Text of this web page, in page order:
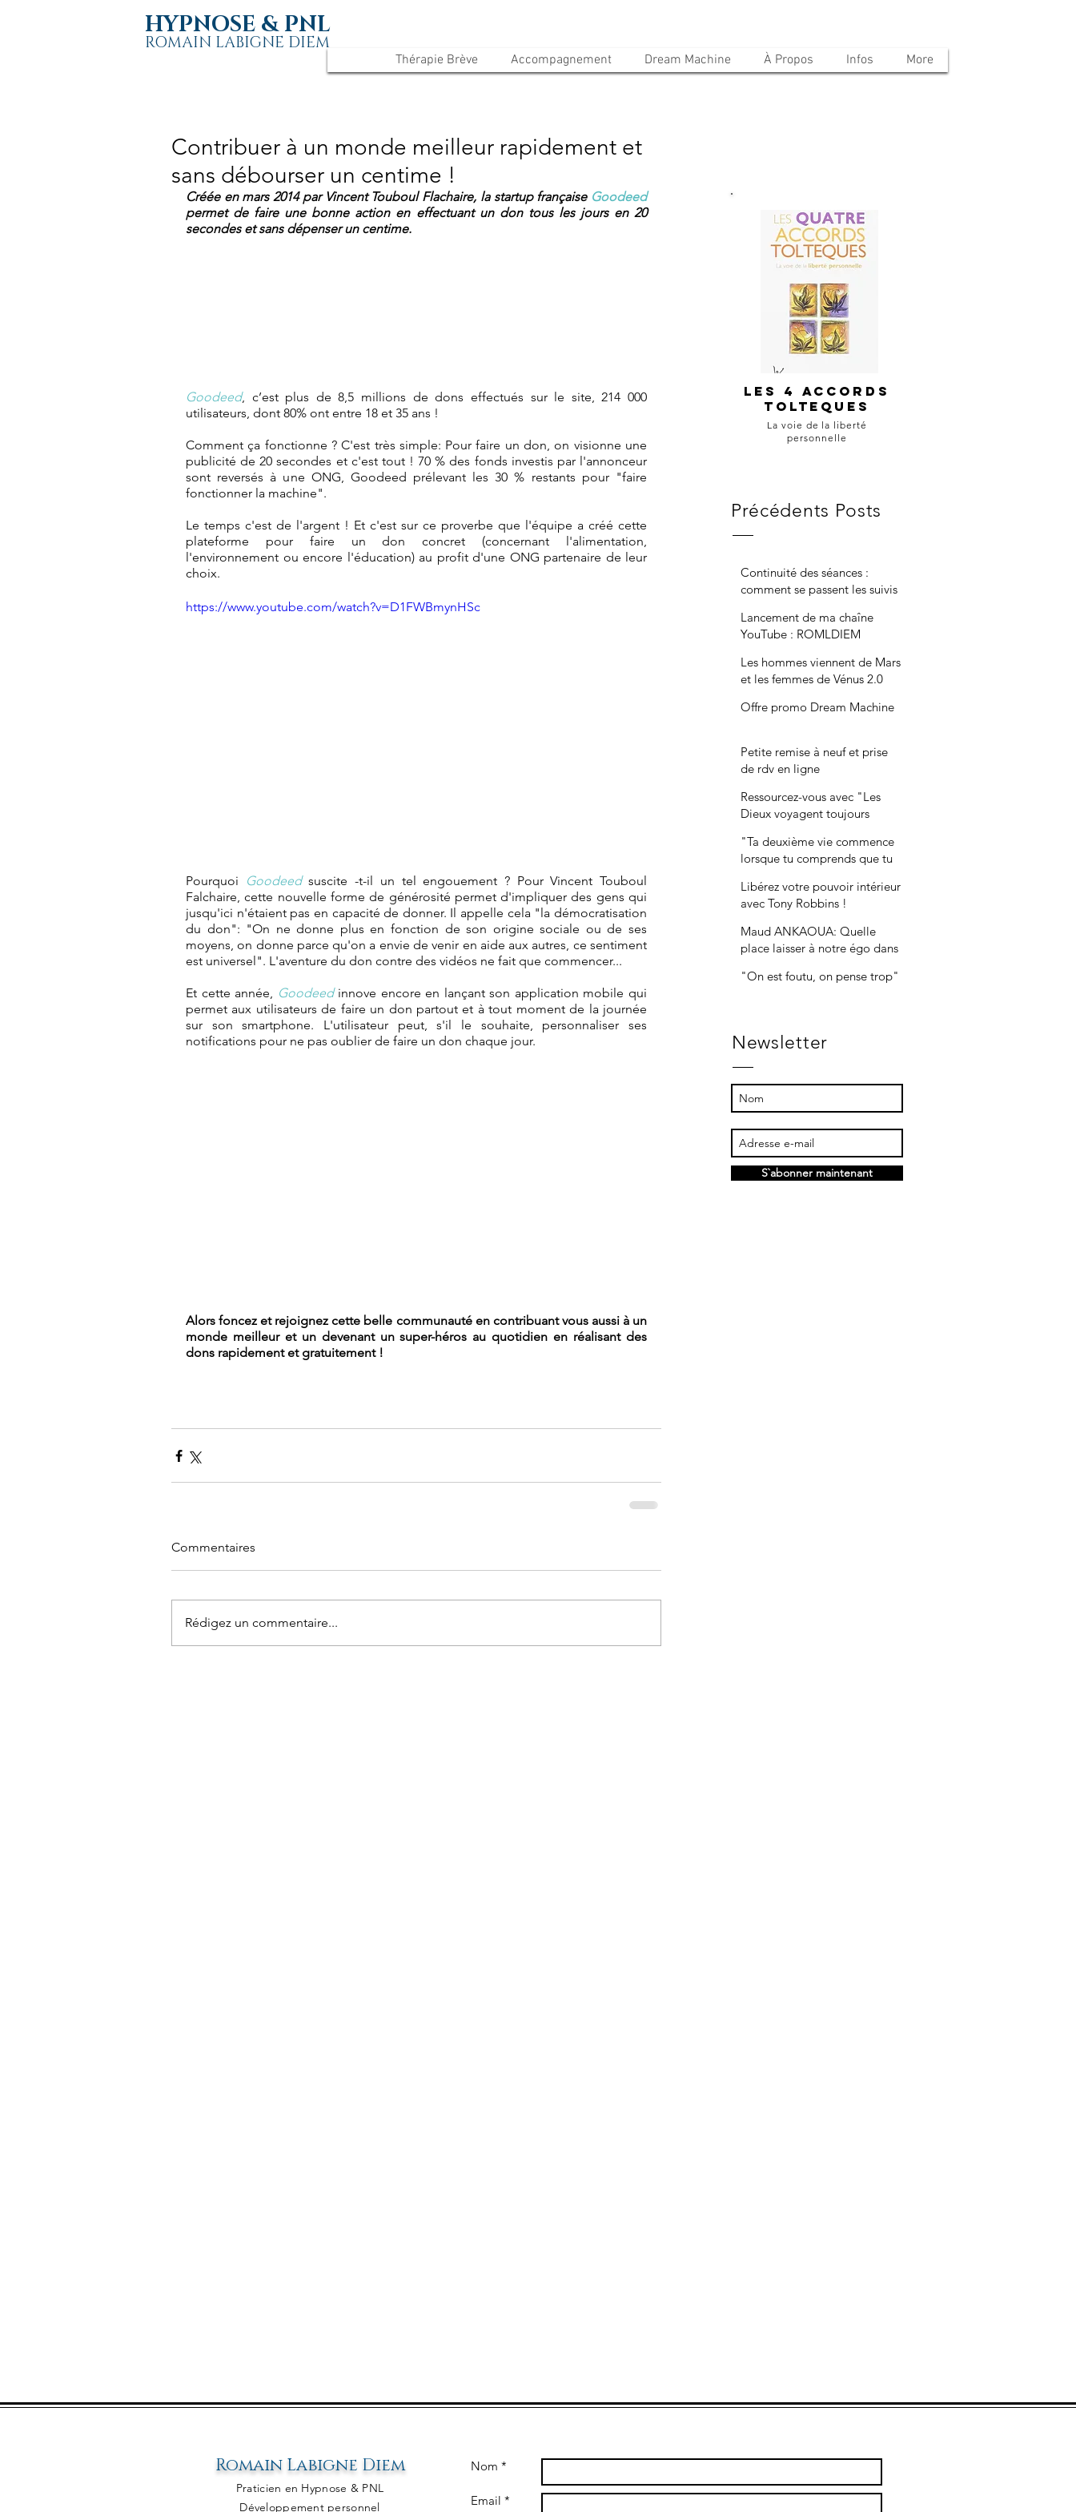
HYPNOSE & PNL
ROMAIN LABIGNE DIEM
Thérapie Brève Accompagnement Dream Machine À Propos Infos More
Les 4 accords
tolteques
La voie de la liberté
personnelle
Précédents Posts
Continuité des séances :
comment se passent les suivis
Lancement de ma chaîne
YouTube : ROMLDIEM
Les hommes viennent de Mars
et les femmes de Vénus 2.0
Offre promo Dream Machine
Petite remise à neuf et prise
de rdv en ligne
Ressourcez-vous avec "Les
Dieux voyagent toujours
"Ta deuxième vie commence
lorsque tu comprends que tu
Libérez votre pouvoir intérieur
avec Tony Robbins !
Maud ANKAOUA: Quelle
place laisser à notre égo dans
"On est foutu, on pense trop"
Newsletter
S`abonner maintenant
Contribuer à un monde meilleur rapidement et
sans débourser un centime !
Créée en mars 2014 par Vincent Touboul Flachaire, la startup française Goodeed
permet de faire une bonne action en effectuant un don tous les jours en 20
secondes et sans dépenser un centime.
Goodeed, c’est plus de 8,5 millions de dons effectués sur le site, 214 000
utilisateurs, dont 80% ont entre 18 et 35 ans !
Comment ça fonctionne ? C'est très simple: Pour faire un don, on visionne une
publicité de 20 secondes et c'est tout ! 70 % des fonds investis par l'annonceur
sont reversés à une ONG, Goodeed prélevant les 30 % restants pour "faire
fonctionner la machine".
Le temps c'est de l'argent ! Et c'est sur ce proverbe que l'équipe a créé cette
plateforme pour faire un don concret (concernant l'alimentation,
l'environnement ou encore l'éducation) au profit d'une ONG partenaire de leur
choix.
https://www.youtube.com/watch?v=D1FWBmynHSc
Pourquoi Goodeed suscite -t-il un tel engouement ? Pour Vincent Touboul
Falchaire, cette nouvelle forme de générosité permet d'impliquer des gens qui
jusqu'ici n'étaient pas en capacité de donner. Il appelle cela "la démocratisation
du don": "On ne donne plus en fonction de son origine sociale ou de ses
moyens, on donne parce qu'on a envie de venir en aide aux autres, ce sentiment
est universel". L'aventure du don contre des vidéos ne fait que commencer...
Et cette année, Goodeed innove encore en lançant son application mobile qui
permet aux utilisateurs de faire un don partout et à tout moment de la journée
sur son smartphone. L'utilisateur peut, s'il le souhaite, personnaliser ses
notifications pour ne pas oublier de faire un don chaque jour.
Alors foncez et rejoignez cette belle communauté en contribuant vous aussi à un
monde meilleur et un devenant un super-héros au quotidien en réalisant des
dons rapidement et gratuitement !
Commentaires
Rédigez un commentaire...
Romain Labigne Diem
Praticien en Hypnose & PNL
Développement personnel
Nom *
Email *